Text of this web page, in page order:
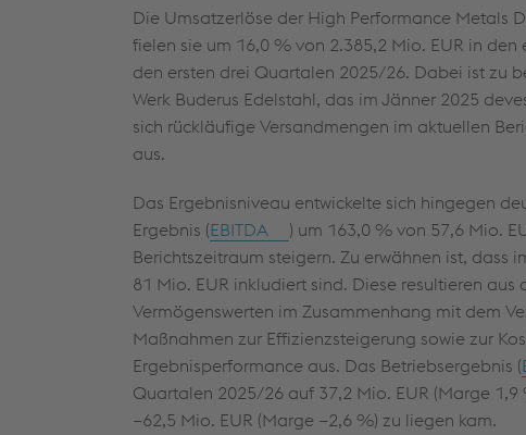
Die Umsatzerlöse der High Performance Metals
fielen sie um 16,0 % von 2.385,2 Mio. EUR in den
den ersten drei Quartalen 2025/26. Dabei ist zu
Werk Buderus Edelstahl, das im Jänner 2025
sich rückläufige Versandmengen im aktuellen
aus.
Das Ergebnisniveau entwickelte sich hingegen
Ergebnis (EBITDA ) um 163,0 % von 57,6 Mio.
Berichtszeitraum steigern. Zu erwähnen ist, dass
81 Mio. EUR inkludiert sind. Diese resultieren
Vermögenswerten im Zusammenhang mit dem
Maßnahmen zur Effizienzsteigerung sowie zur
Ergebnisperformance aus. Das Betriebsergebnis (
Quartalen 2025/26 auf 37,2 Mio. EUR (Marge 1,9
−62,5 Mio. EUR (Marge −2,6 %) zu liegen kam.